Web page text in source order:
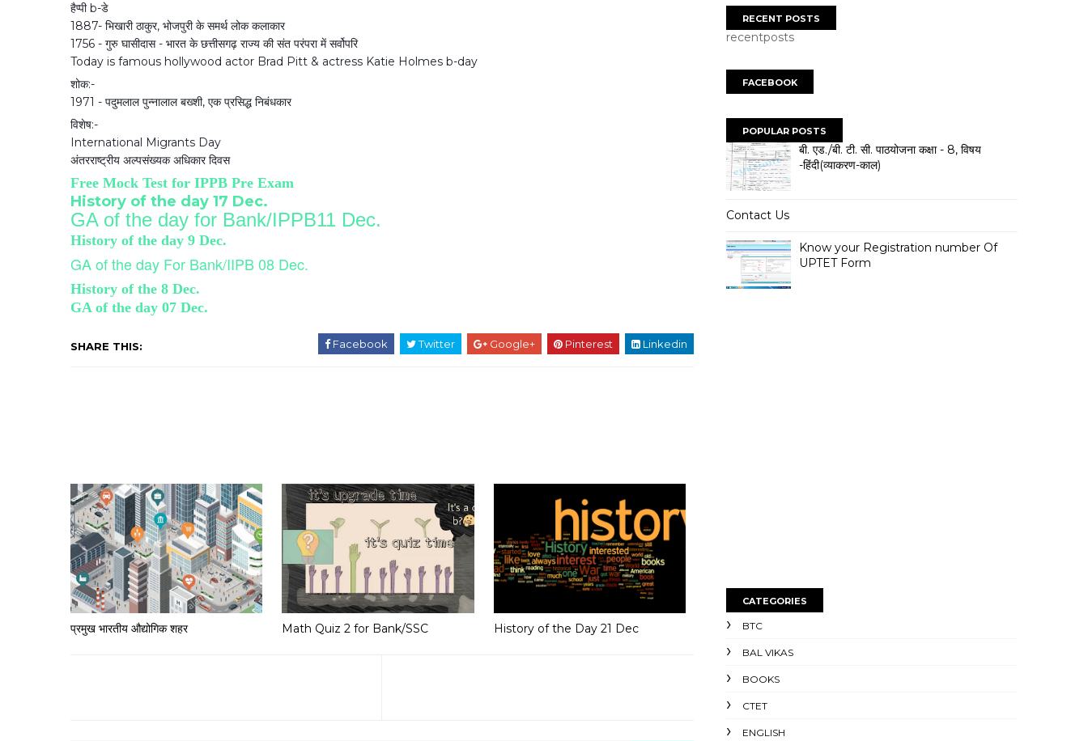
हैप्पी b-डे
1887- भिखारी ठाकुर, भोजपुरी के समर्थ लोक कलाकार
1756 - गुरु घासीदास - भारत के छत्तीसगढ़ राज्य की संत परंपरा में सर्वोपरि
Today is famous hollywood actor Brad Pitt & actress Katie Holmes b-day
शोक:-
1971 - पदुमलाल पुन्नालाल बख्शी, एक प्रसिद्ध निबंधकार
विशेष:-
International Migrants Day
अंतरराष्ट्रीय अल्पसंख्यक अधिकार दिवस
Free Mock Test for IPPB Pre Exam
History of the day 17 Dec.
GA of the day for Bank/IPPB11 Dec.
History of the day 9 Dec.
GA of the day For Bank/IIPB 08 Dec.
History of the 8 Dec.
GA of the day 07 Dec.
SHARE THIS: Facebook Twitter Google+ Pinterest Linkedin
प्रमुख भारतीय औद्योगिक शहर Math Quiz 2 for Bank/SSC History of the Day 21 Dec
RECENT POSTS
recentposts
FACEBOOK
POPULAR POSTS
बी. एड./बी. टी. सी. पाठयोजना कक्षा - 8, विषय
-हिंदी(व्याकरण-काल)
Contact Us
Know your Registration number Of
UPTET Form
CATEGORIES
BTC
BAL VIKAS
BOOKS
CTET
ENGLISH